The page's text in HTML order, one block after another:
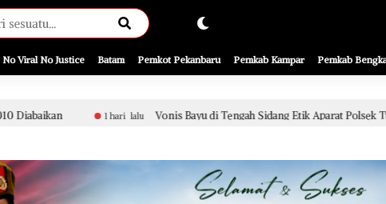
No Viral No Justice Batam Pemkot Pekanbaru Pemkab Kampar Pemkab
1 hari lalu Vonis Bayu di Tengah Sidang Etik Aparat Polsek Tualang, Penanganan